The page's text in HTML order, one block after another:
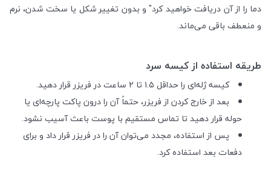
دما را از آن دریافت خواهید کرد" و بدون تغییر شکل یا سخت شدن، نرم
و منعطف باقی می‌ماند.
طریقه استفاده از کیسه سرد
کیسه ژله‌ای را حداقل ۱.۵ تا ۲ ساعت در فریزر قرار دهید.
بعد از خارج کردن از فریزر، حتماً آن را درون پاکت پارچه‌ای یا
حوله قرار دهید تا تماس مستقیم با پوست باعث آسیب نشود.
پس از استفاده، مجدد می‌توان آن را در فریزر قرار داد و برای
دفعات بعد استفاده کرد.